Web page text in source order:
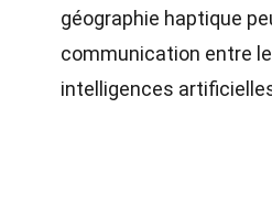
géographie haptique
communication entre
intelligences